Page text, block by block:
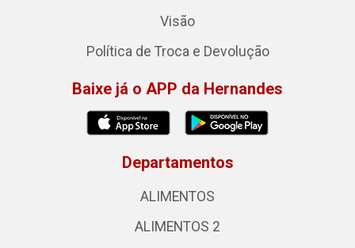
Visão
Política de Troca e Devolução
Baixe já o APP da Hernandes
Departamentos
ALIMENTOS
ALIMENTOS 2